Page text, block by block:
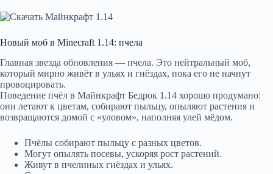
Новый моб в Minecraft 1.14: пчела
Главная звезда обновления — пчела. Это нейтральный моб,
который мирно живёт в ульях и гнёздах, пока его не начнут
провоцировать.
Поведение пчёл в Майнкрафт Бедрок 1.14 хорошо продумано:
они летают к цветам, собирают пыльцу, опыляют растения и
возвращаются домой с «уловом», наполняя улей мёдом.
Пчёлы собирают пыльцу с разных цветов.
Могут опылять посевы, ускоряя рост растений.
Живут в пчелиных гнёздах и ульях.